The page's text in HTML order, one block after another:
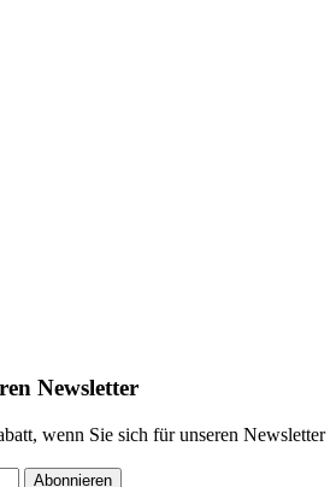
Newsletter
wenn Sie sich für unseren Newsletter
Abonnieren